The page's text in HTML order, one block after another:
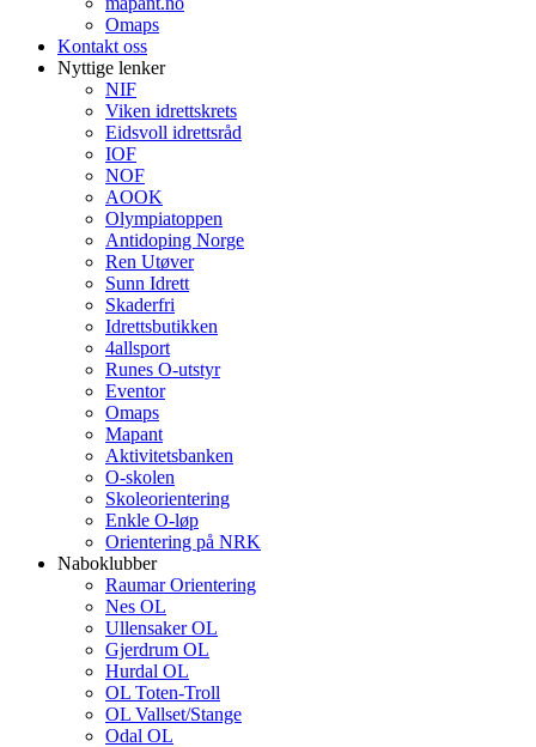
Omaps
Kontakt oss
Nyttige lenker
NIF
Viken idrettskrets
Eidsvoll idrettsråd
IOF
NOF
AOOK
Olympiatoppen
Antidoping Norge
Ren Utøver
Sunn Idrett
Skaderfri
Idrettsbutikken
4allsport
Runes O-utstyr
Eventor
Omaps
Mapant
Aktivitetsbanken
O-skolen
Skoleorientering
Enkle O-løp
Orientering på NRK
Naboklubber
Raumar Orientering
Nes OL
Ullensaker OL
Gjerdrum OL
Hurdal OL
OL Toten-Troll
OL Vallset/Stange
Odal OL